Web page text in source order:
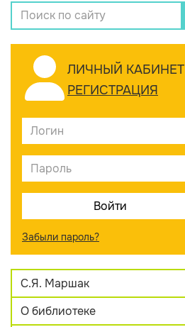
ЛИЧНЫЙ КАБИНЕТ
РЕГИСТРАЦИЯ
Забыли пароль?
С.Я. Маршак
О библиотеке